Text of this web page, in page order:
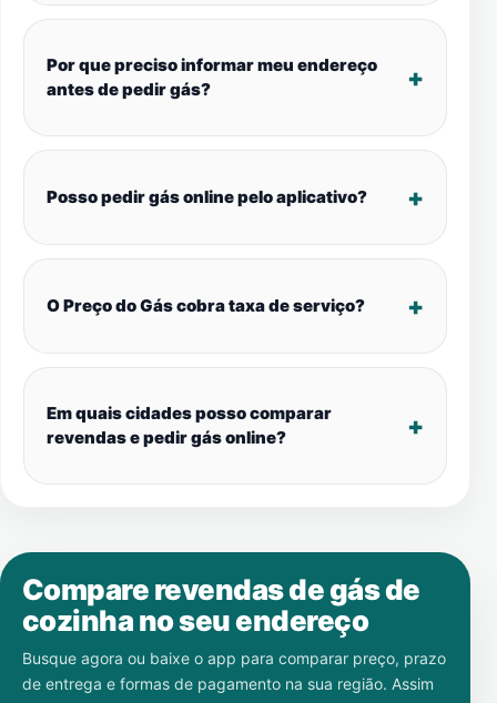
Por que preciso informar meu endereço
antes de pedir gás?
Posso pedir gás online pelo aplicativo?
O Preço do Gás cobra taxa de serviço?
Em quais cidades posso comparar
revendas e pedir gás online?
Compare revendas de gás de
cozinha no seu endereço
Busque agora ou baixe o app para comparar preço, prazo
de entrega e formas de pagamento na sua região. Assim